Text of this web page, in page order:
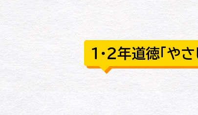
１・２年道徳「や